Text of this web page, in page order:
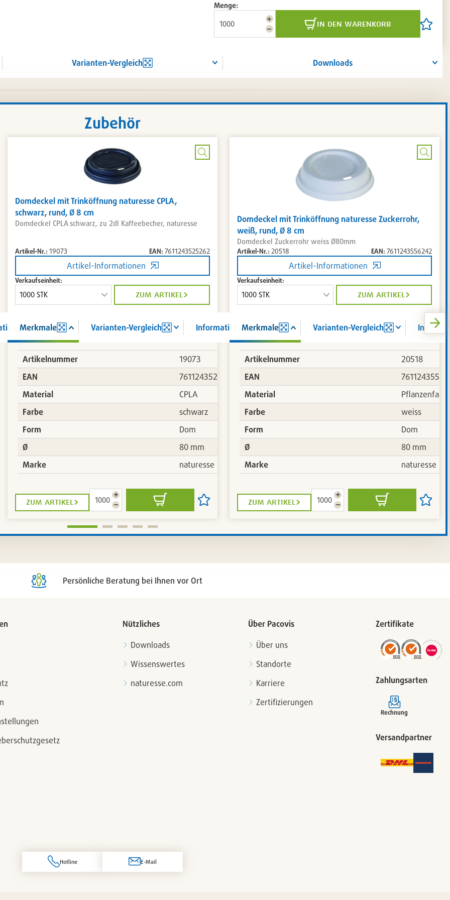
Menge:
Menge
reduzieren
Menge
erhöhen
in den warenkorb
Artikel
Varianten-Vergleich Downloads
Zubehör
Bild
Domdeckel mit Trinköffnung naturesse CPLA,
schwarz, rund, Ø 8 cm
Domdeckel CPLA schwarz, zu 2dl Kaffeebecher, naturesse
Artikel-Nr.: 19073 EAN: 7611243525262
Artikel-Informationen
Verkaufseinheit:
zum artikel
Merkmale Varianten-Vergleich Information
Artikelnummer
19073
EAN
7611243525262
Material
CPLA
Farbe
schwarz
Form
Dom
Ø
80 mm
Marke
naturesse
zum artikel
Menge
Menge
erhöhen
In
den
Artikel
setzen
Bild
Domdeckel mit Trinköffnung naturesse Zuckerrohr,
weiß, rund, Ø 8 cm
Domdeckel Zuckerrohr weiss Ø80mm
Artikel-Nr.: 20518 EAN: 7611243556242
Artikel-Informationen
Verkaufseinheit:
zum artikel
Merkmale Varianten-Vergleich
Artikelnummer
20518
EAN
Material
Farbe
weiss
Form
Dom
Ø
80 mm
Marke
naturesse
zum artikel
Menge
Menge
erhöhen
In
den
Artikel
setzen
Persönliche Beratung bei Ihnen vor Ort
Nützliches
Downloads
Wissenswertes
naturesse.com
Über Pacovis
Über uns
Standorte
Karriere
Zertifizierungen
Zertifikate
Zahlungsarten
Rechnung
Versandpartner
Hotline E-Mail